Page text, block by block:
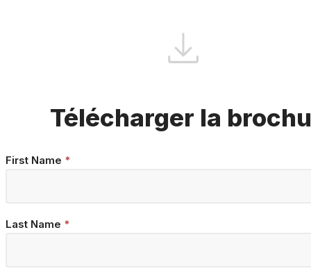
Télécharger la
Brochure
First Name *
Last Name *